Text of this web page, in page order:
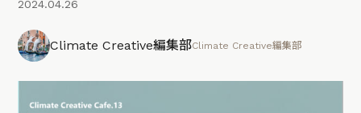
2024.04.26
Climate Creative編集部Climate Creative編集部